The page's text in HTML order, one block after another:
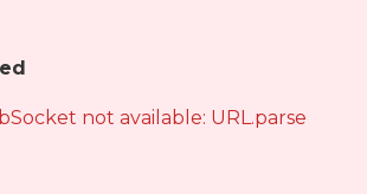
not available: URL.parse is